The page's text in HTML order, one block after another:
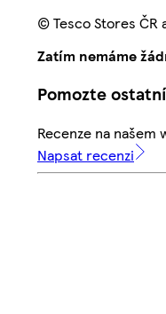
© Tesco Stores ČR
Zatím nemáme
Pomozte
Recenze na
Napsat recenzi